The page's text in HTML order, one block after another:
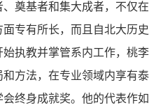
奠基者和集大成者，不仅在
专有所长，而且自北大历史
始执教并掌管系内工作，桃李
方法，在专业领域内享有泰
终身成就奖。他的代表作如